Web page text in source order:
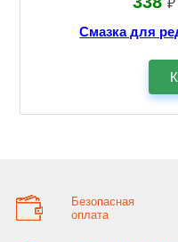
₽
Смазка для
Безопасная
оплата